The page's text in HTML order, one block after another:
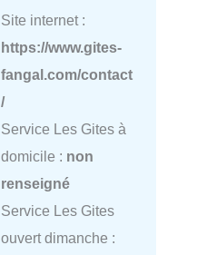
Site internet :
https://www.gites-
fangal.com/contact
/
Service Les Gites à
domicile : non
renseigné
Service Les Gites
ouvert dimanche :